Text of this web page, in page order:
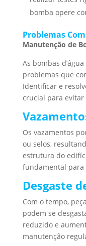
bomba opere
Problemas
Manutenção de
As bombas
problemas que
Identificar e
crucial para
Os vazamentos
ou selos,
estrutura do
fundamental para
Desgaste
Com o tempo,
podem se
reduzido e
manutenção